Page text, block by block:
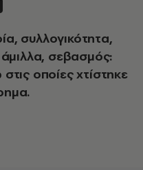
σεβασμός:
οποίες χτίστηκε